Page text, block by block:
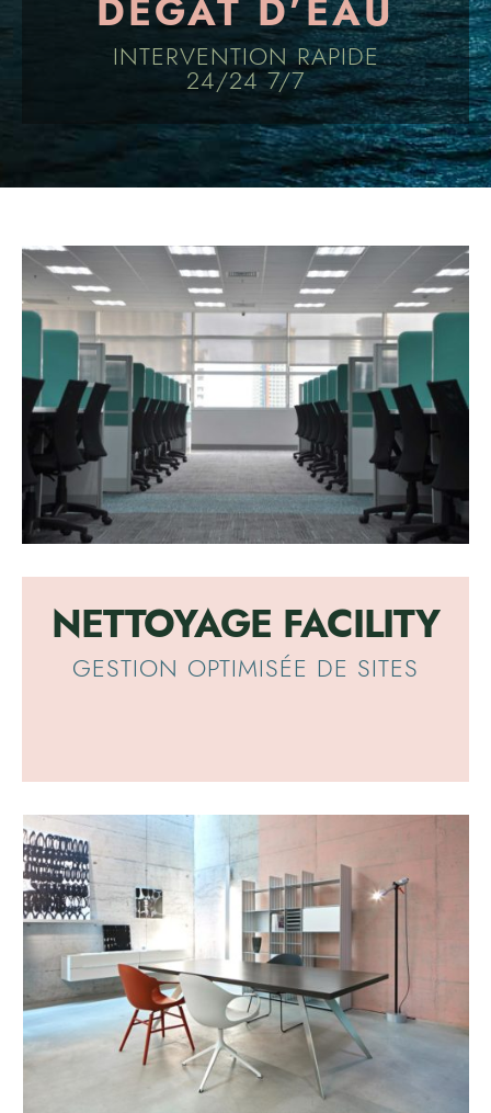
DÉGÂT D’EAU
INTERVENTION RAPIDE
24/24 7/7
NETTOYAGE FACILITY
GESTION OPTIMISÉE DE SITES